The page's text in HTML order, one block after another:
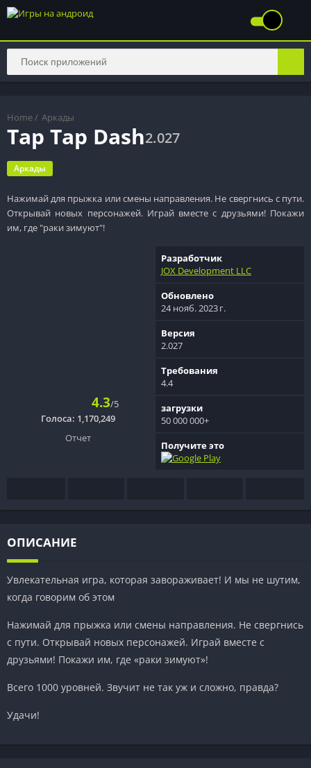
Home / Аркады
Tap Tap Dash2.027
Аркады
Нажимай для прыжка или смены направления. Не свергнись с пути.
Открывай новых персонажей. Играй вместе с друзьями! Покажи
им, где "раки зимуют"!
4.3/5
Голоса: 1,170,249
Отчет
Разработчик
JOX Development LLC
Обновлено
24 нояб. 2023 г.
Версия
2.027
Требования
4.4
загрузки
50 000 000+
Получите это
ОПИСАНИЕ
Увлекательная игра, которая завораживает! И мы не шутим,
когда говорим об этом
Нажимай для прыжка или смены направления. Не свергнись
с пути. Открывай новых персонажей. Играй вместе с
друзьями! Покажи им, где «раки зимуют»!
Всего 1000 уровней. Звучит не так уж и сложно, правда?
Удачи!